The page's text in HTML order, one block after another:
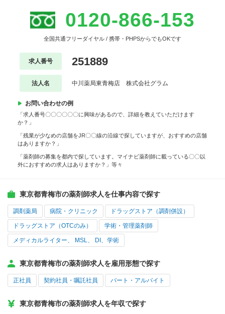
0120-866-153
全国共通フリーダイヤル / 携帯・PHPSからでもOKです
求人番号 251889
法人名 中川薬局東青梅店 株式会社グラム
お問い合わせの例
「求人番号〇〇〇〇〇〇に興味があるので、詳細を教えていただけます
か？」
「残業が少なめの店舗をJR〇〇線の沿線で探していますが、おすすめの店舗
はありますか？」
「薬剤師の募集を都内で探しています。マイナビ薬剤師に載っている〇〇以
外におすすめの求人はありますか？」等々
東京都青梅市の薬剤師求人を仕事内容で探す
調剤薬局 病院・クリニック ドラッグストア（調剤併設）
ドラッグストア（OTCのみ） 学術・管理薬剤師
メディカルライター、 MSL、 DI、学術
東京都青梅市の薬剤師求人を雇用形態で探す
正社員 契約社員・嘱託社員 パート・アルバイト
東京都青梅市の薬剤師求人を年収で探す